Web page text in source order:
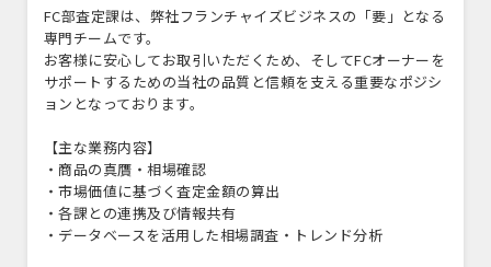
FC部査定課は、弊社フランチャイズビジネスの「要」となる
専門チームです。
お客様に安心してお取引いただくため、そしてFCオーナーを
サポートするための当社の品質と信頼を支える重要なポジシ
ョンとなっております。
【主な業務内容】
・商品の真贋・相場確認
・市場価値に基づく査定金額の算出
・各課との連携及び情報共有
・データベースを活用した相場調査・トレンド分析